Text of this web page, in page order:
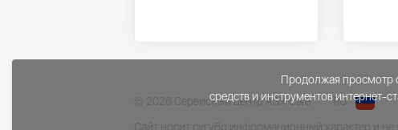
© 2026 Сервисный центр ASX Care
RU
Сайт носит сугубо информационный характер и
Продолжая просмотр
средств и инструментов интернет-